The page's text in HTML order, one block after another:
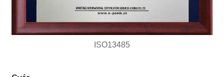
ISO13485